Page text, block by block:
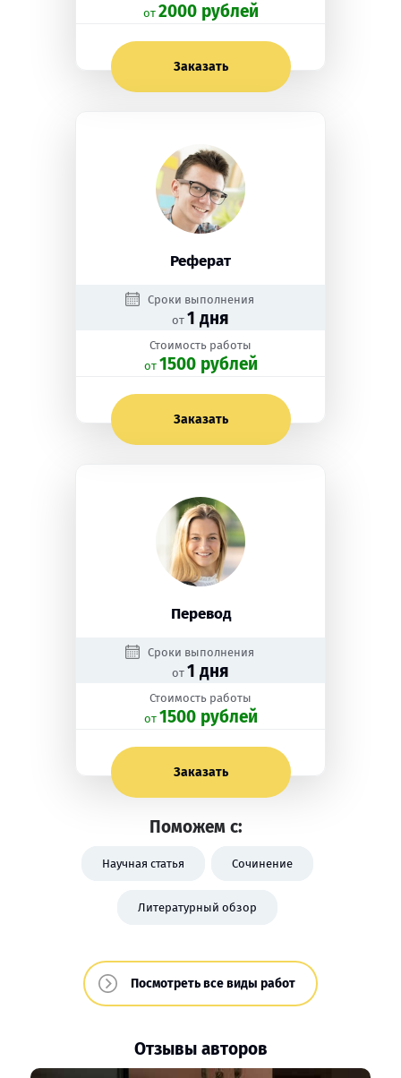
oт 2000 рублей
Заказать
Реферат
Сроки выполнения
от 1 дня
Стоимость работы
oт 1500 рублей
Заказать
Перевод
Сроки выполнения
от 1 дня
Стоимость работы
oт 1500 рублей
Заказать
Поможем с:
Научная статья Сочинение
Литературный обзор
Посмотреть все виды работ
Отзывы авторов